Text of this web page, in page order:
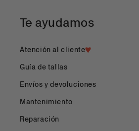
Te ayudamos
Atención al cliente
Guía de tallas
Envíos y devoluciones
Mantenimiento
Reparación